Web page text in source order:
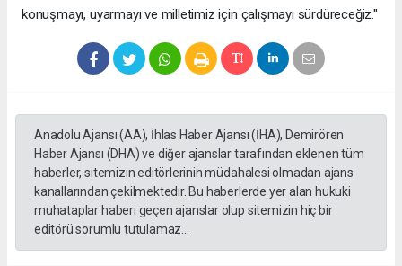
konuşmayı, uyarmayı ve milletimiz için çalışmayı sürdüreceğiz."
Anadolu Ajansı (AA), İhlas Haber Ajansı (İHA), Demirören
Haber Ajansı (DHA) ve diğer ajanslar tarafından eklenen tüm
haberler, sitemizin editörlerinin müdahalesi olmadan ajans
kanallarından çekilmektedir. Bu haberlerde yer alan hukuki
muhataplar haberi geçen ajanslar olup sitemizin hiç bir
editörü sorumlu tutulamaz...